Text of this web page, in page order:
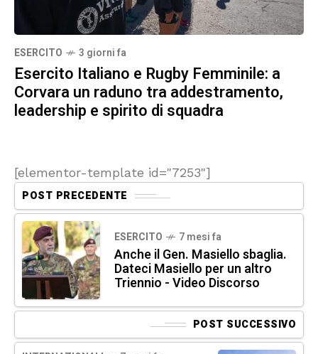
ESERCITO 3 giorni fa
Esercito Italiano e Rugby Femminile: a
Corvara un raduno tra addestramento,
leadership e spirito di squadra
[elementor-template id="7253"]
POST PRECEDENTE
ESERCITO 7 mesi fa
Anche il Gen. Masiello sbaglia.
Dateci Masiello per un altro
Triennio - Video Discorso
POST SUCCESSIVO